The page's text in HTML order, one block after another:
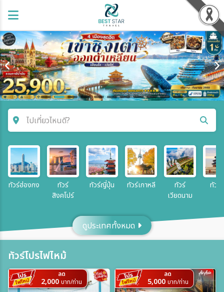
ไปเที่ยวไหนดี?
ค้นหาโปรแกรมทัวร์
คำค้นหา
สายการบิน
ทัวร์ฮ่องกง
ทัวร์
สิงคโปร์
ทัวร์ญี่ปุ่น ทัวร์เกาหลี
ทัวร์
เวียดนาม
ทัวร์
ดูประเทศทั้งหมด
ทัวร์โปรไฟไหม้
ลด
2,000 บาท/ท่าน
ลด
5,000 บาท/ท่าน